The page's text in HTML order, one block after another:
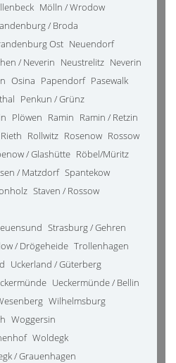
Mölln / Wrodow
/ Broda
Ost Neuendorf
/ Neverin Neustrelitz Neverin
Osina Papendorf Pasewalk
Penkun / Grünz
Plöwen Ramin Ramin / Retzin
Rieth Rollwitz Rosenow Rossow
/ Glashütte Röbel/Müritz
/ Matzdorf Spantekow
Staven / Rossow
Strasburg / Gehren
/ Drögeheide Trollenhagen
Uckerland / Güterberg
Ueckermünde / Bellin
Wilhelmsburg
Woggersin
Woldegk
/ Grauenhagen